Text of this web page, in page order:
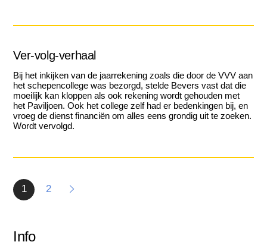
Ver-volg-verhaal
Bij het inkijken van de jaarrekening zoals die door de VVV aan
het schepencollege was bezorgd, stelde Bevers vast dat die
moeilijk kan kloppen als ook rekening wordt gehouden met
het Paviljoen. Ook het college zelf had er bedenkingen bij, en
vroeg de dienst financiën om alles eens grondig uit te zoeken.
Wordt vervolgd.
1 2
Info